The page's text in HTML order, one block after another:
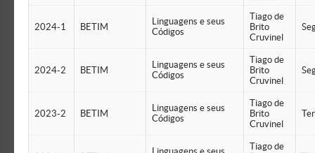
2024-1 BETIM
Linguagens e seus
Códigos
Tiago de
Brito
Cruvinel
2024-2 BETIM
Linguagens e seus
Códigos
Tiago de
Brito
Cruvinel
2023-2 BETIM
Linguagens e seus
Códigos
Tiago de
Brito
Cruvinel
Tiago de